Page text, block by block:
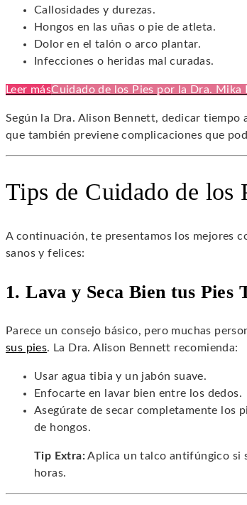
Callosidades y durezas.
Hongos en las uñas o pie de atleta.
Dolor en el talón o arco plantar.
Infecciones o heridas mal curadas.
Leer másCuidado de los Pies por la Dra. Mika
Según la Dra. Alison Bennett, dedicar tiempo
que también previene complicaciones que
Tips de Cuidado de los
A continuación, te presentamos los mejores
sanos y felices:
1. Lava y Seca Bien tus Pies
Parece un consejo básico, pero muchas
sus pies. La Dra. Alison Bennett recomienda:
Usar agua tibia y un jabón suave.
Enfocarte en lavar bien entre los dedos.
Asegúrate de secar completamente los
de hongos.
Tip Extra:Aplica un talco antifúngico si
horas.